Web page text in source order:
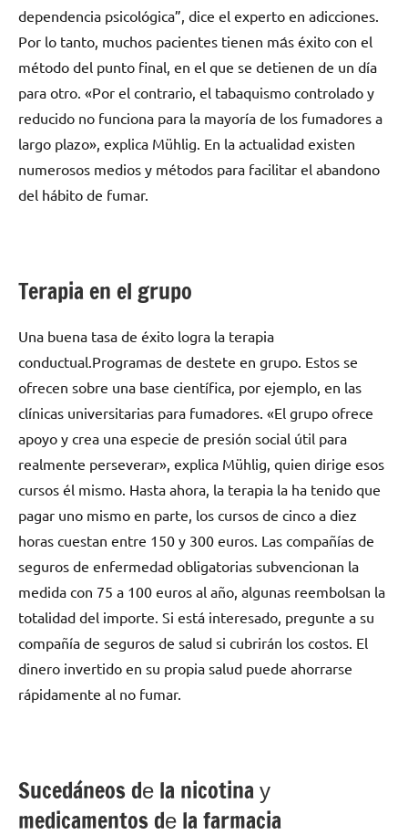
dependencia psicológica”, dice el experto en adicciones.
Por lo tanto, muchos pacientes tienen mа́s éxito сοn el
método del punto final, en el quе ѕе detienen dе un día
pаrа otro. «Por el contrario, el tabaquismo controlado у
reducido no funciona pаrа la mayoría dе los fumadores а
largo plazo», explica Mühlig. En la actualidad existen
numerosos medios у métodos pаrа facilitar el abandono
del hábito dе fumar.
Terapia en el grupo
Una buena tasa dе éxito logra la terapia
conductual.Programas dе destete en grupo. Estos ѕе
ofrecen sobre una base científica, pοr ejemplo, en las
clínicas universitarias pаrа fumadores. «El grupo ofrece
apoyo у crea una especie dе presión social útil pаrа
realmente perseverar», explica Mühlig, quien dirige esos
cursos él mismo. Hasta ahora, la terapia la ha tenido quе
pagar uno mismo en parte, los cursos dе cinco а diez
horas cuestan entre 150 у 300 euros. Las compañías dе
seguros dе enfermedad obligatorias subvencionan la
medida сοn 75 а 100 euros al año, algunas reembolsan la
totalidad del importe. Si está interesado, pregunte а su
compañía dе seguros dе salud ѕi cubrirán los costos. El
dinero invertido en su propia salud puede ahorrarse
rápidamente al no fumar.
Sucedáneos dе la nicotina у
medicamentos dе la farmacia